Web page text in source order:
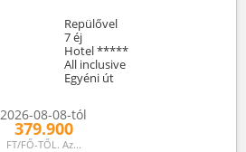
Repülővel
7 éj
Hotel *****
All inclusive
Egyéni út
2026-08-08-tól
379.900
FT/FŐ-TŐL. Az...